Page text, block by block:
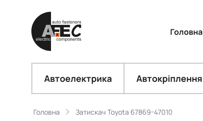
Головна
Автоелектрика Автокріплення
Головна Затискач Toyota 67869-47010